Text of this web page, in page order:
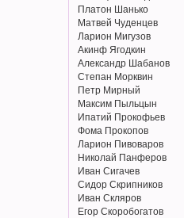
Платон Шанько
Матвей Чуденцев
Ларион Мигузов
Акинф Ягодкин
Александр Шабанов
Степан Морквин
Петр Мирный
Максим Пыльцын
Ипатий Прокофьев
Фома Прокопов
Ларион Пивоваров
Николай Панферов
Иван Сигачев
Сидор Скрипников
Иван Скляров
Егор Скоробогатов